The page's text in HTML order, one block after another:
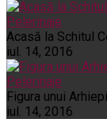
Pelerinaje
Acasă la Schitul
iul. 14, 2016
Pelerinaje
Figura unui
iul. 14, 2016